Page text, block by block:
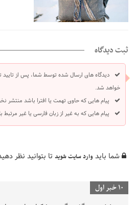
ثبت دیدگاه
دیدگاه های ارسال شده توسط شما، پس از
خواهد شد.
پیام هایی که حاوی تهمت یا افترا باشد منتشر
پیام هایی که به غیر از زبان فارسی یا غیر
شما باید وارد سایت شوید تا بتوانید نظر
10 خبر اول